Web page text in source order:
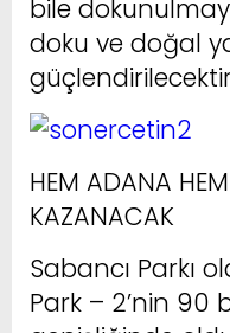
bile
doku ve doğal
HEM ADANA
KAZANACAK
Sabancı Parkı
Park – 2’nin 90